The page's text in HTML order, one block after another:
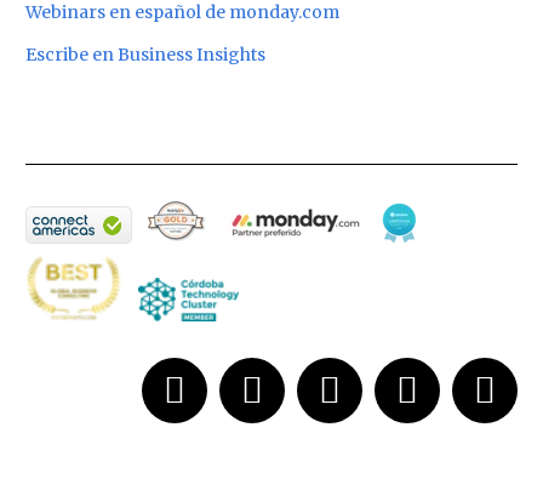
Webinars en español de monday.com
Escribe en Business Insights